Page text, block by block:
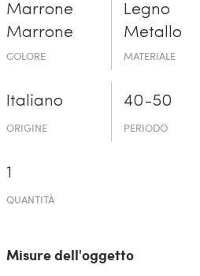
Marrone
Marrone
COLORE
Legno
Metallo
MATERIALE
Italiano
ORIGINE
40-50
PERIODO
1
QUANTITÀ
Misure dell'oggetto